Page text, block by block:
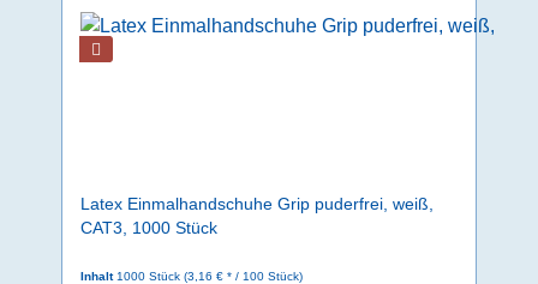
Latex Einmalhandschuhe Grip puderfrei, weiß,
CAT3, 1000 Stück
Inhalt 1000 Stück (3,16 € * / 100 Stück)